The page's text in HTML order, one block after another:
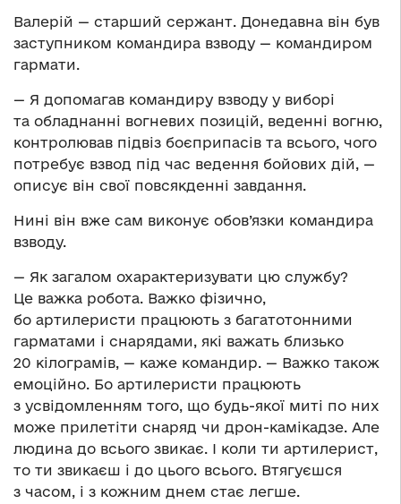
Валерій — старший сержант. Донедавна він був
заступником командира взводу — командиром
гармати.
— Я допомагав командиру взводу у виборі
та обладнанні вогневих позицій, веденні вогню,
контролював підвіз боєприпасів та всього, чого
потребує взвод під час ведення бойових дій, —
описує він свої повсякденні завдання.
Нині він вже сам виконує обов’язки командира
взводу.
— Як загалом охарактеризувати цю службу?
Це важка робота. Важко фізично,
бо артилеристи працюють з багатотонними
гарматами і снарядами, які важать близько
20 кілограмів, — каже командир. — Важко також
емоційно. Бо артилеристи працюють
з усвідомленням того, що будь-якої миті по них
може прилетіти снаряд чи дрон-камікадзе. Але
людина до всього звикає. І коли ти артилерист,
то ти звикаєш і до цього всього. Втягуєшся
з часом, і з кожним днем стає легше.